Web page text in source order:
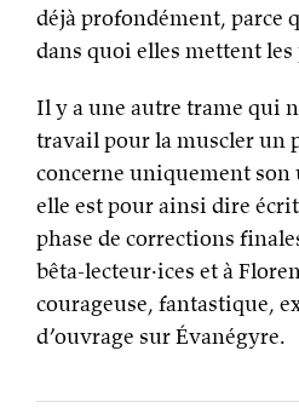
déjà profondément, parce
dans quoi elles mettent
Il y a une autre trame qui
travail pour la muscler un
concerne uniquement
elle est pour ainsi dire
phase de corrections
bêta-lecteur·ices et à
courageuse, fantastique,
d’ouvrage sur Évanégyre.